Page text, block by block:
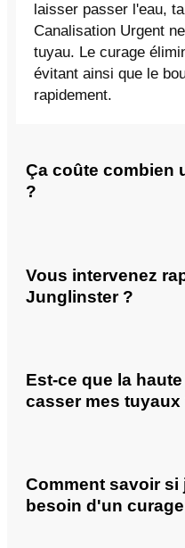
laisser passer l'eau,
Canalisation Urgent
tuyau. Le curage
évitant ainsi que le
rapidement.
Ça coûte combien
?
Vous intervenez
Junglinster ?
Est-ce que la
casser mes tuyaux
Comment savoir si
besoin d'un